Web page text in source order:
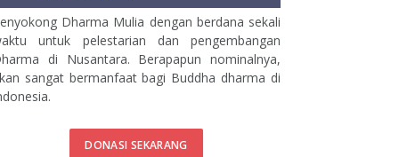
Dharma Mulia dengan berdana sekali
untuk pelestarian dan pengembangan
di Nusantara. Berapapun nominalnya,
sangat bermanfaat bagi Buddha dharma di
DONASI SEKARANG